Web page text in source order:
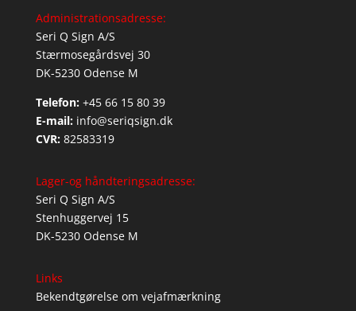
Administrationsadresse:
Seri Q Sign A/S
Stærmosegårdsvej 30
DK-5230 Odense M
Telefon: +45 66 15 80 39
E-mail: info@seriqsign.dk
CVR: 82583319
Lager-og håndteringsadresse:
Seri Q Sign A/S
Stenhuggervej 15
DK-5230 Odense M
Links
Bekendtgørelse om vejafmærkning